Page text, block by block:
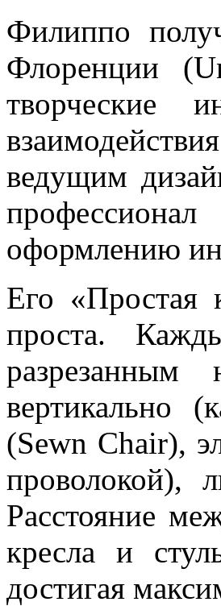
Филиппо
Флоренции
творческие
ведущим
оформлению
Его «Простая
проста.
вертикально
(Sewn Chair),
проволокой),
Расстояние
кресла и
достигая